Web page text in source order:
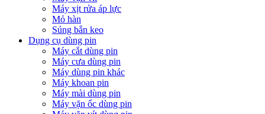
Máy xịt rửa áp lực
Mỏ hàn
Súng bắn keo
Dụng cụ dùng pin
Máy cắt dùng pin
Máy cưa dùng pin
Máy dùng pin khác
Máy khoan pin
Máy mài dùng pin
Máy vặn ốc dùng pin